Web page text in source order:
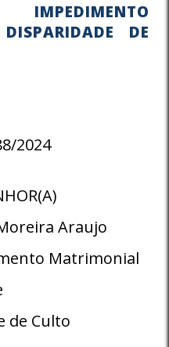
DE
2024
Araujo
Matrimonial
de Culto